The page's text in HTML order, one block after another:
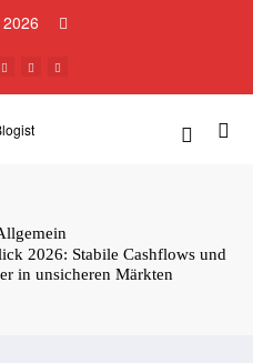
2026: Stabile Cashflows und
in unsicheren Märkten